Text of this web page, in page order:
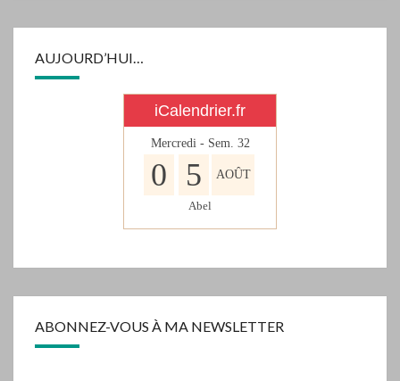
AUJOURD’HUI…
iCalendrier.fr
Mercredi - Sem. 32
0 5 AOÛT
Abel
ABONNEZ-VOUS À MA NEWSLETTER